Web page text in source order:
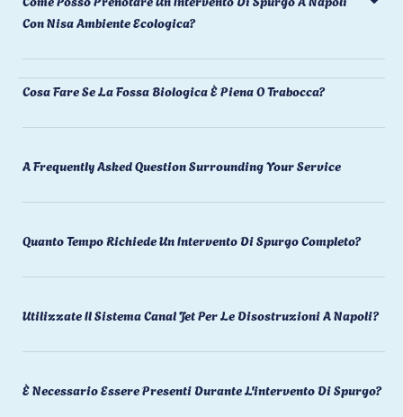
Con Nisa Ambiente Ecologica?
Cosa Fare Se La Fossa Biologica È Piena O Trabocca?
A Frequently Asked Question Surrounding Your Service
Quanto Tempo Richiede Un Intervento Di Spurgo Completo?
Utilizzate Il Sistema Canal Jet Per Le Disostruzioni A Napoli?
È Necessario Essere Presenti Durante L'intervento Di Spurgo?